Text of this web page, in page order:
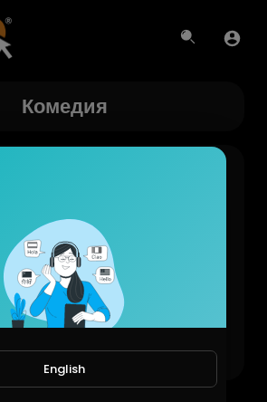
Комедия
Видео не найдено пока!
English